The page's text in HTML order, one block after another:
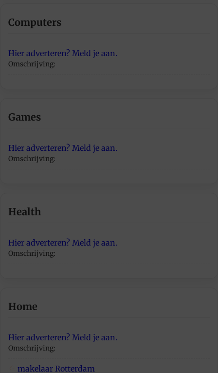
Computers
Hier adverteren? Meld je aan.
Omschrijving:
Games
Hier adverteren? Meld je aan.
Omschrijving:
Health
Hier adverteren? Meld je aan.
Omschrijving:
Home
Hier adverteren? Meld je aan.
Omschrijving:
makelaar Rotterdam